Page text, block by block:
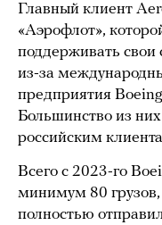
Главный клиент
«Аэрофлот»,
поддерживать свои
из-за
предприятия
Большинство из
российским
Всего с 2023-го
минимум 80
полностью